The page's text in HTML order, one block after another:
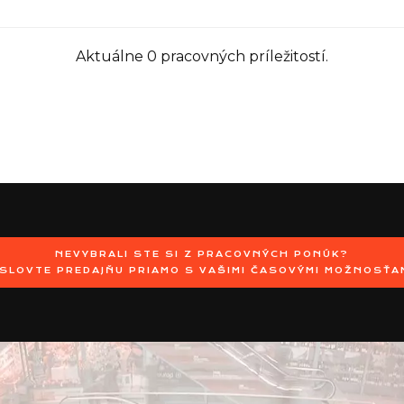
Aktuálne 0 pracovných príležitostí.
NEVYBRALI STE SI Z PRACOVNÝCH PONÚK?
PREDAJŇU PRIAMO S VAŠIMI ČASOVÝMI